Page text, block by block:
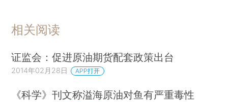
相关阅读
证监会：促进原油期货配套政策出台
2014年02月28日 APP打开
《科学》刊文称溢海原油对鱼有严重毒性